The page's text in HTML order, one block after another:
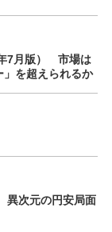
7月版） 市場は
を超えられるか
異次元の円安局面